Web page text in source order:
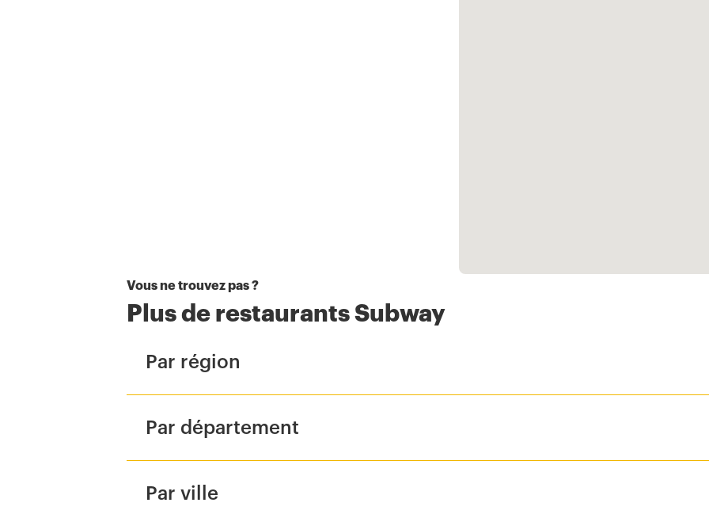
Vous ne trouvez pas ?
Plus de restaurants Subway
Par région
Par département
Par ville